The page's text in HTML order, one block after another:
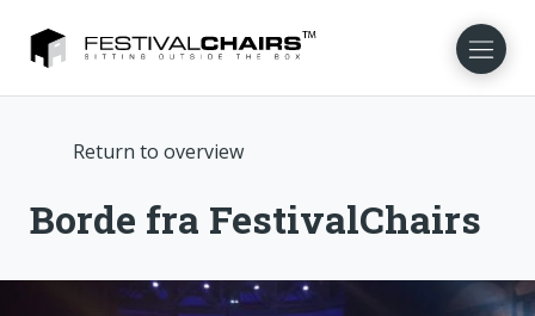
NL EN
Return to overview
Borde fra FestivalChairs